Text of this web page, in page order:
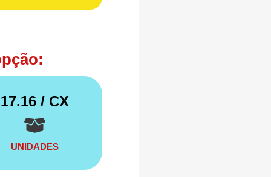
17.16 / CX
UNIDADES